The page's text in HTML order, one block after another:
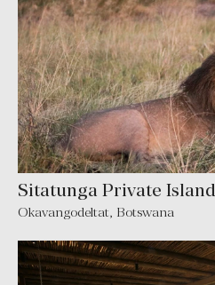
Sitatunga Private Island
Okavangodeltat, Botswana